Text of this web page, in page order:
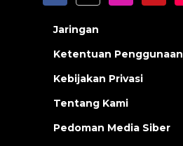
Jaringan
Ketentuan Penggunaan
Kebijakan Privasi
Tentang Kami
Pedoman Media Siber